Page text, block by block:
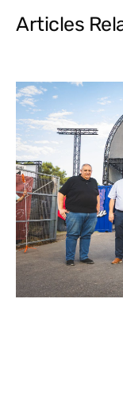
Articles